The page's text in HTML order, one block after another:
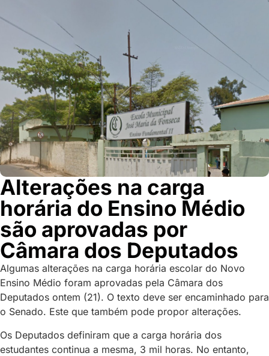
Alterações na carga
horária do Ensino Médio
são aprovadas por
Câmara dos Deputados
Algumas alterações na carga horária escolar do Novo
Ensino Médio foram aprovadas pela Câmara dos
Deputados ontem (21). O texto deve ser encaminhado para
o Senado. Este que também pode propor alterações.
Os Deputados definiram que a carga horária dos
estudantes continua a mesma, 3 mil horas. No entanto,